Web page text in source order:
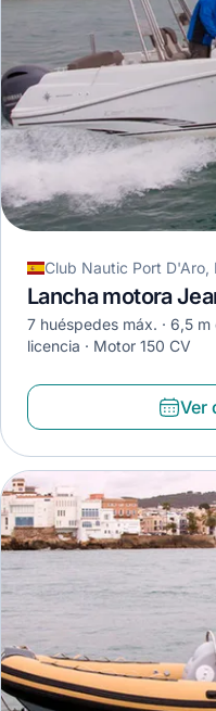
Club Nautic Port D'Aro,
7 huéspedes máx. 6,5 m
licencia
Motor 150 CV
Ver